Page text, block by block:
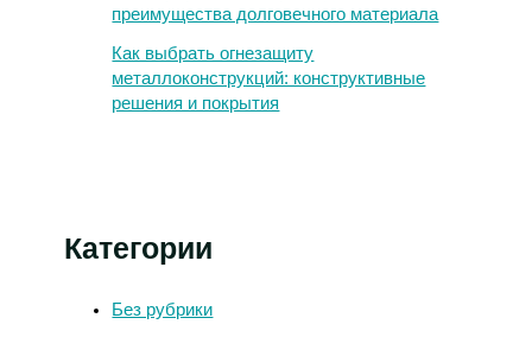
преимущества долговечного материала
Как выбрать огнезащиту
металлоконструкций: конструктивные
решения и покрытия
Категории
Без рубрики